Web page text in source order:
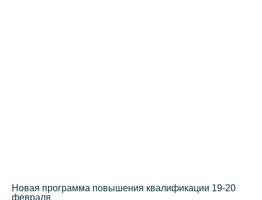
Новая программа повышения квалификации 19-20
февраля